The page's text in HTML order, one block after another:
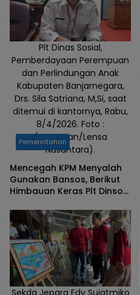
Plt Dinas Sosial,
Pemberdayaan Perempuan
dan Perlindungan Anak
Kabupaten Banjarnegara,
Drs. Sila Satriana, M,Si, saat
ditemui di kantornya, Rabu,
8/4/2026. Foto :
(Gunawan/Lensa
Nusantara).
Pemerintahan
Mencegah KPM Menyalah
Gunakan Bansos, Berikut
Himbauan Keras Plt Dinsos